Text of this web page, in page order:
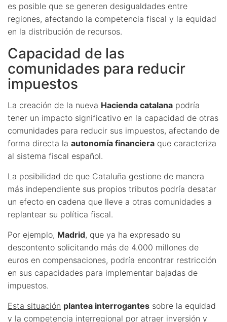
es posible que se generen desigualdades entre
regiones, afectando la competencia fiscal y la equidad
en la distribución de recursos.
Capacidad de las
comunidades para reducir
impuestos
La creación de la nueva Hacienda catalana podría
tener un impacto significativo en la capacidad de otras
comunidades para reducir sus impuestos, afectando de
forma directa la autonomía financiera que caracteriza
al sistema fiscal español.
La posibilidad de que Cataluña gestione de manera
más independiente sus propios tributos podría desatar
un efecto en cadena que lleve a otras comunidades a
replantear su política fiscal.
Por ejemplo, Madrid, que ya ha expresado su
descontento solicitando más de 4.000 millones de
euros en compensaciones, podría encontrar restricción
en sus capacidades para implementar bajadas de
impuestos.
Esta situación plantea interrogantes sobre la equidad
y la competencia interregional por atraer inversión y